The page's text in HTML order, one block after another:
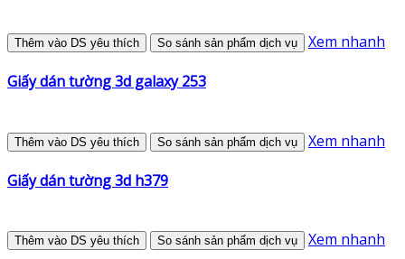
Thêm vào DS yêu thích So sánh sản phẩm dịch vụ Xem nhanh
Giấy dán tường 3d galaxy 253
Thêm vào DS yêu thích So sánh sản phẩm dịch vụ Xem nhanh
Giấy dán tường 3d h379
Thêm vào DS yêu thích So sánh sản phẩm dịch vụ Xem nhanh